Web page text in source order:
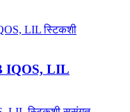
IQOS, LIL